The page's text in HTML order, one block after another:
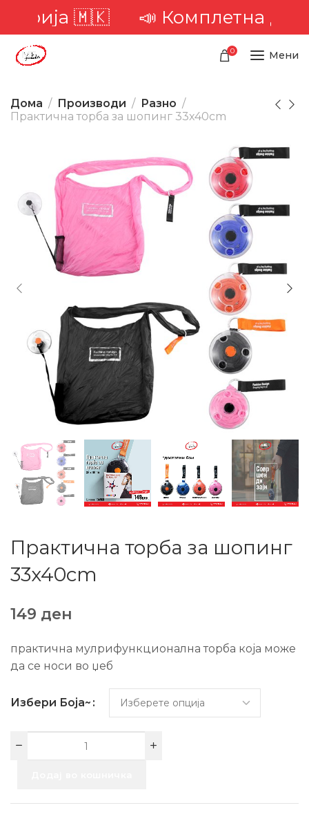
🇲🇰📣 Комплетна
0 Мени
Дома Производи
Разно
Практична торба за шопинг 33x40cm
Практична торба за шопинг
33x40cm
149 ден
практична мулрифункционална торба која може
да се носи во џеб
Избери Боја~